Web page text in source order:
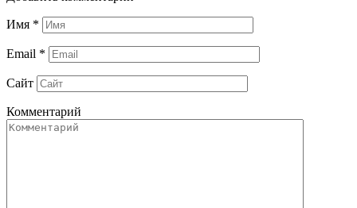
Имя *
Email *
Сайт
Комментарий